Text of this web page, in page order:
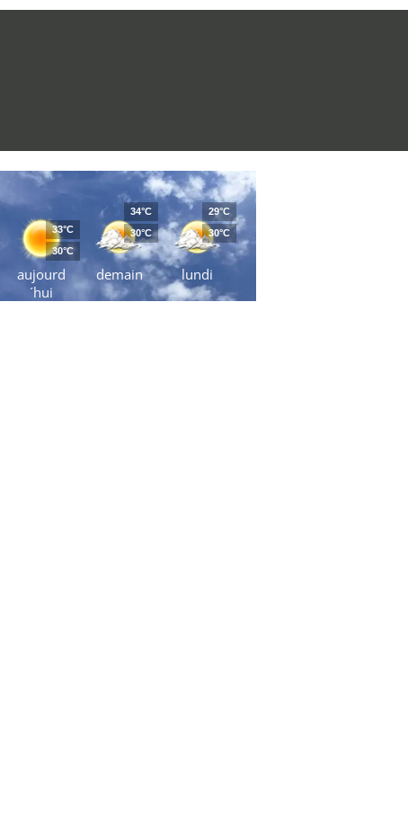
aujourd
´hui
33°C
30°C
demain
34°C
30°C
lundi
29°C
30°C